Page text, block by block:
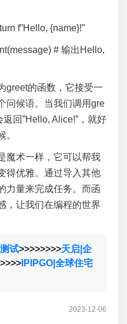
f”Hello, {name}!”
# 输出Hello,
greet的函数，它接受一
问候语。当我们调用gre
回”Hello, Alice!”，就好
。
魔术一样，它可以帮我
得优雅。通过导入其他
力量来完成任务。而函
，让我们在编程的世界
试>>>>>>>>天启|企
IPIPGO|全球住宅
2023-12-06